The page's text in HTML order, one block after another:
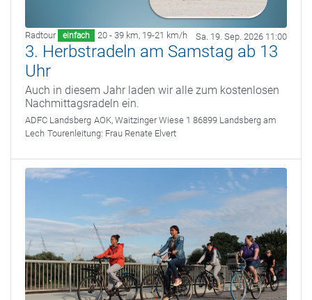
Radtour einfach 20 - 39 km, 19-21 km/h Sa. 19. Sep. 2026 11:00
3. Herbstradeln am Samstag ab 13
Uhr
Auch in diesem Jahr laden wir alle zum kostenlosen
Nachmittagsradeln ein.
ADFC Landsberg AOK, Waitzinger Wiese 1 86899 Landsberg am
Lech Tourenleitung: Frau Renate Elvert